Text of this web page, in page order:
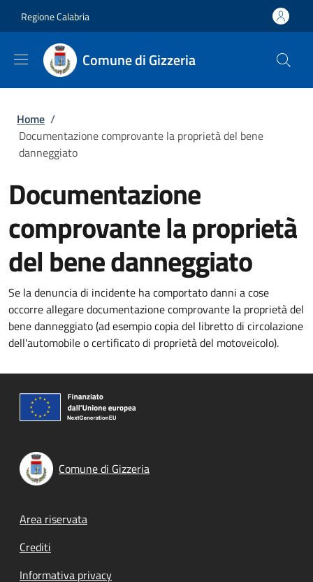
Regione Calabria
Comune di Gizzeria
Briciole di pane
Home /
Documentazione comprovante la proprietà del bene
danneggiato
Documentazione
comprovante la proprietà
del bene danneggiato
Se la denuncia di incidente ha comportato danni a cose
occorre allegare documentazione comprovante la proprietà del
bene danneggiato (ad esempio copia del libretto di circolazione
dell'automobile o certificato di proprietà del motoveicolo).
Comune di Gizzeria
Footer menu
Area riservata
Crediti
Informativa privacy